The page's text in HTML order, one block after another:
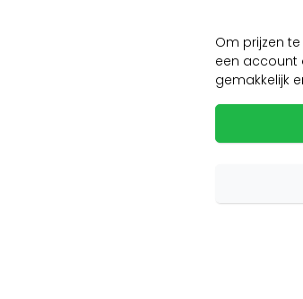
Om prijzen
een account
gemakkelijk